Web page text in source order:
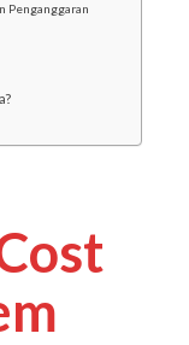
Penganggaran